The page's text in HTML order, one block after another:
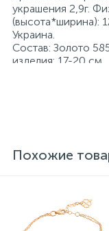
украшения 2,9г.
(высота*ширина):
Украина.
Состав: Золото
изделия: 17-20 см
прилагаются
Похожие